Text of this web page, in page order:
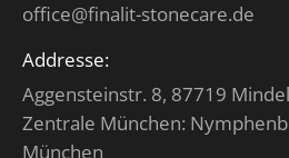
office@finalit-stonecare.de
Addresse:
Aggensteinstr. 8, 87719
Zentrale München:
München